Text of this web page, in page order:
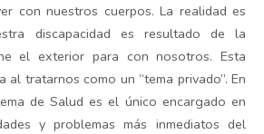
con nuestros cuerpos. La realidad es
discapacidad es resultado de la
el exterior para con nosotros. Esta
al tratarnos como un “tema privado”. En
de Salud es el único encargado en
y problemas más inmediatos del